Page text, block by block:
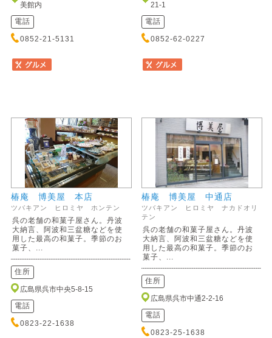
美館内
電話
0852-21-5131
21-1
電話
0852-62-0227
椿庵 博美屋 本店
ツバキアン ヒロミヤ ホンテン
呉の老舗の和菓子屋さん。丹波
大納言、阿波和三盆糖などを使
用した最高の和菓子。季節のお
菓子、...
住所
広島県呉市中央5-8-15
電話
0823-22-1638
椿庵 博美屋 中通店
ツバキアン ヒロミヤ ナカドオリ
テン
呉の老舗の和菓子屋さん。丹波
大納言、阿波和三盆糖などを使
用した最高の和菓子。季節のお
菓子、...
住所
広島県呉市中通2-2-16
電話
0823-25-1638